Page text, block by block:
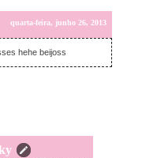
quarta-feira, junho 26, 2013
hehe beijoss